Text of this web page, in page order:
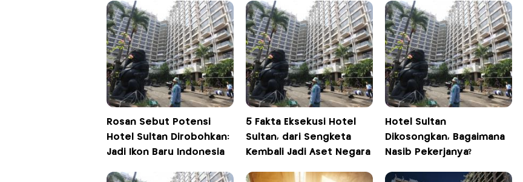
Rosan Sebut Potensi
Hotel Sultan Dirobohkan:
Jadi Ikon Baru Indonesia
5 Fakta Eksekusi Hotel
Sultan, dari Sengketa
Kembali Jadi Aset Negara
Hotel Sultan
Dikosongkan, Bagaimana
Nasib Pekerjanya?